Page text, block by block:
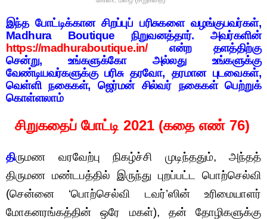
இந்த போட்டிக்கான சிறப்புப் பரிசுகளை வழங்குபவர்கள்,
Madhura Boutique நிறுவனத்தார். அவர்களின்
https://madhuraboutique.in/என்ற தளத்திற்கு
சென்று, உங்களுக்கோ அல்லது உங்களுக்கு
வேண்டியவர்களுக்கு பரிசு தரவோ, தரமான புடவைகள்,
வெள்ளி நகைகள், ஜெர்மன் சில்வர் நகைகள் பெற்றுக்
கொள்ளலாம்
சிறுகதைப் போட்டி 2021 (கதை எண் 76)
திருமண வரவேற்பு நிகழ்ச்சி முடிந்ததும், அந்தத்
திருமண மண்டபத்தில் இருந்து புறப்பட்ட பொற்செல்வி
(சென்னை ‘பொற்செல்வி டவர்’ஸின் உரிமையாளர்
மோகனரங்கத்தின் ஒரே மகள்), தன் தோழிகளுக்கு